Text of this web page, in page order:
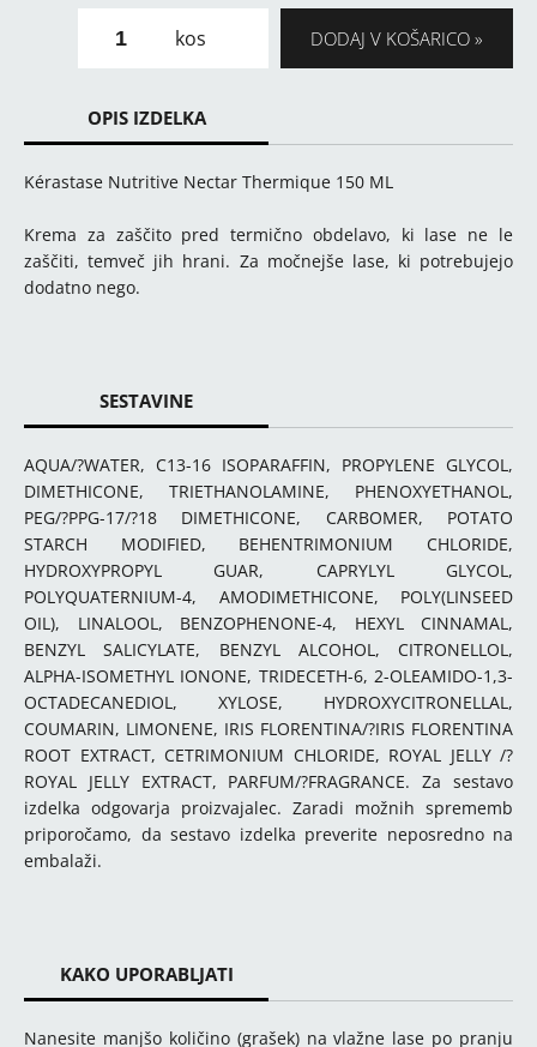
DODAJ V KOŠARICO
kos
OPIS IZDELKA
Kérastase Nutritive Nectar Thermique 150 ML
Krema za zaščito pred termično obdelavo, ki lase ne le
zaščiti, temveč jih hrani. Za močnejše lase, ki potrebujejo
dodatno nego.
SESTAVINE
AQUA/?WATER, C13-16 ISOPARAFFIN, PROPYLENE GLYCOL,
DIMETHICONE, TRIETHANOLAMINE, PHENOXYETHANOL,
PEG/?PPG-17/?18 DIMETHICONE, CARBOMER, POTATO
STARCH MODIFIED, BEHENTRIMONIUM CHLORIDE,
HYDROXYPROPYL GUAR, CAPRYLYL GLYCOL,
POLYQUATERNIUM-4, AMODIMETHICONE, POLY(LINSEED
OIL), LINALOOL, BENZOPHENONE-4, HEXYL CINNAMAL,
BENZYL SALICYLATE, BENZYL ALCOHOL, CITRONELLOL,
ALPHA-ISOMETHYL IONONE, TRIDECETH-6, 2-OLEAMIDO-1,3-
OCTADECANEDIOL, XYLOSE, HYDROXYCITRONELLAL,
COUMARIN, LIMONENE, IRIS FLORENTINA/?IRIS FLORENTINA
ROOT EXTRACT, CETRIMONIUM CHLORIDE, ROYAL JELLY /?
ROYAL JELLY EXTRACT, PARFUM/?FRAGRANCE. Za sestavo
izdelka odgovarja proizvajalec. Zaradi možnih sprememb
priporočamo, da sestavo izdelka preverite neposredno na
embalaži.
KAKO UPORABLJATI
Nanesite manjšo količino (grašek) na vlažne lase po pranju